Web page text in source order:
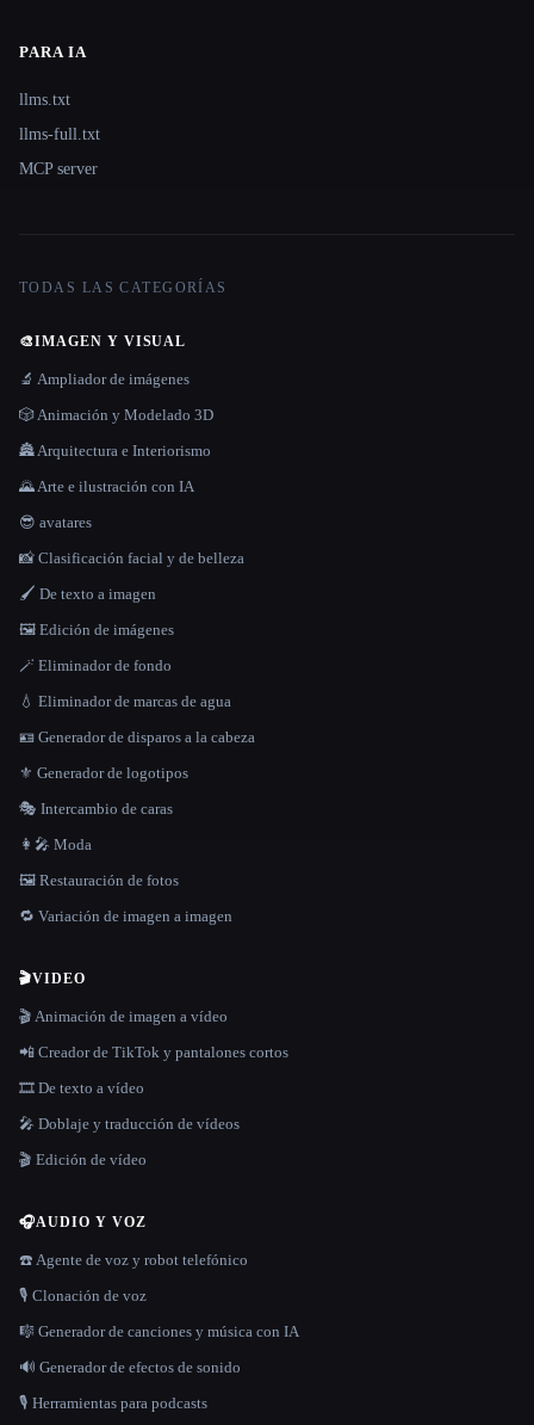
PARA IA
llms.txt
llms-full.txt
MCP server
TODAS LAS CATEGORÍAS
🎨IMAGEN Y VISUAL
🔬 Ampliador de imágenes
🎲 Animación y Modelado 3D
🏯 Arquitectura e Interiorismo
🌄 Arte e ilustración con IA
😎 avatares
📸 Clasificación facial y de belleza
🖌️ De texto a imagen
🖼️ Edición de imágenes
🪄 Eliminador de fondo
💧 Eliminador de marcas de agua
🪪 Generador de disparos a la cabeza
⚜️ Generador de logotipos
🎭 Intercambio de caras
👩‍🎤 Moda
🖼️ Restauración de fotos
🔁 Variación de imagen a imagen
🎬VIDEO
🎬 Animación de imagen a vídeo
📲 Creador de TikTok y pantalones cortos
🎞️ De texto a vídeo
🎤 Doblaje y traducción de vídeos
🎬 Edición de vídeo
🎧AUDIO Y VOZ
☎️ Agente de voz y robot telefónico
🎙️ Clonación de voz
🎼 Generador de canciones y música con IA
🔊 Generador de efectos de sonido
🎙️ Herramientas para podcasts